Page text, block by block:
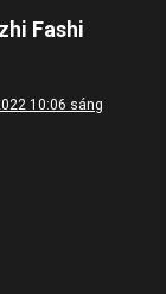
Fashi
10:06 sáng